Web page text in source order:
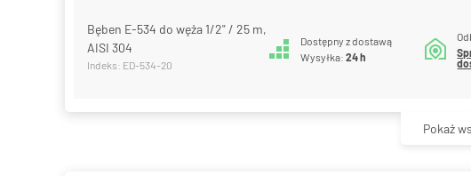
Bęben E-534 do węża 1/2" / 25 m,
AISI 304
Indeks: ED-534-20
Dostępny z dostawą
Wysyłka:24 h
Pokaż